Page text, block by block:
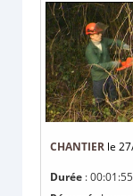
CHANTIER le
Durée : 00:01:55